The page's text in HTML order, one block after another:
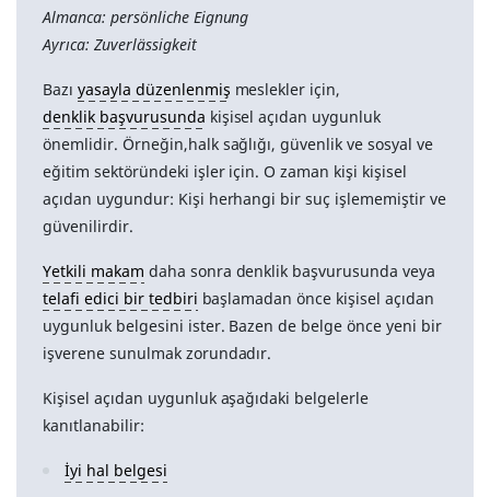
Almanca: persönliche Eignung
Ayrıca: Zuverlässigkeit
Bazı yasayla düzenlenmiş meslekler için,
denklik başvurusunda kişisel açıdan uygunluk
önemlidir. Örneğin,halk sağlığı, güvenlik ve sosyal ve
eğitim sektöründeki işler için. O zaman kişi kişisel
açıdan uygundur: Kişi herhangi bir suç işlememiştir ve
güvenilirdir.
Yetkili makam daha sonra denklik başvurusunda veya
telafi edici bir tedbiri başlamadan önce kişisel açıdan
uygunluk belgesini ister. Bazen de belge önce yeni bir
işverene sunulmak zorundadır.
Kişisel açıdan uygunluk aşağıdaki belgelerle
kanıtlanabilir:
İyi hal belgesi